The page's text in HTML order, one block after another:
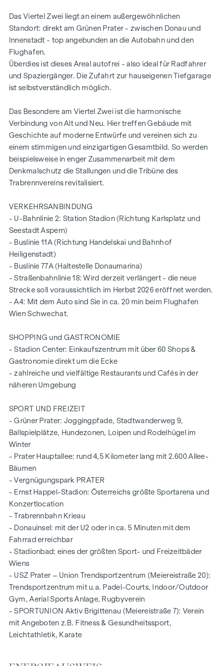
Allgemeinflächen
Outdoor-Pool-Bereich mit Infinity-Pool und
Dachterrassen
Fitnessraum, Panorama-Sauna und Relax-Bereich im 27.
OG
Dining-Raum mit Außenterrasse am Roof-Top
Atrium im Innenbereich des Gebäudes mit Grüninseln und
Sitzgelegenheiten
Vorplatz mit Baumhain und Wasserelementen
Foyer mit Lounge-Bereich
Concierge-Service
Post-/Paketraum
Kinderspielraum und Jugendraum mit Terrassen im 1. OG
Tiefgarage
Ausstattungshighlights
Deckenkühlung
3-fach Holz-Aluverbund-Isolierglasfenster
innenliegender Sonnenschutz, elektrisch bedienbar
thermisch behandelter Holzbelag, Wasseranschluss und
Außenraum-Steckdose auf den Terrassen
Eichenparkett
nachhaltige Energieversorung (Kraftwerk Krieau), ÖGNI-
Platin-Zertifikat
Smart Home System vorbereitet
Alarmanlage vorbereitet
Einlagerungsraum
Sie suchen einen gemütlichen Rückzugsort, der zugleich ein
offenes, freies Wohngefühl vermittelt - dann ist dieser Drei-
Zimmer-Erstbezug auf der vorletzten Wohnetage genau
das Richtige für Sie!
Der rund 30 qm große Balkon zieht sich über die gesamte
Länge dieser Wohneinheit. Alle Wohnräume haben direkten
Zugang zum Außenbereich mit fantastischem Blick über den
Grünen Prater.
Insgesamt verfügt das Objekt über ca. 128 qm Wohnfläche
und bietet ein optimales Layout:
Wohnküche
zwei Schlafzimmer
Schrankraum
ein Bad mit Walk-In-Dusche und WC
zweites Bad mit Badewanne
Gäste-Toilette
Abstellraum
Vorraum mit Garderobe
Das Viertel Zwei liegt an einem außergewöhnlichen
Standort: direkt am Grünen Prater - zwischen Donau und
Innenstadt - top angebunden an die Autobahn und den
Flughafen.
Überdies ist dieses Areal autofrei - also ideal für Radfahrer
und Spaziergänger. Die Zufahrt zur hauseigenen Tiefgarage
ist selbstverständlich möglich.
Das Besondere am Viertel Zwei ist die harmonische
Verbindung von Alt und Neu. Hier treffen Gebäude mit
Geschichte auf moderne Entwürfe und vereinen sich zu
einem stimmigen und einzigartigen Gesamtbild. So werden
beispielsweise in enger Zusammenarbeit mit dem
Denkmalschutz die Stallungen und die Tribüne des
Trabrennvereins revitalisiert.
VERKEHRSANBINDUNG
- U-Bahnlinie 2: Station Stadion (Richtung Karlsplatz und
Seestadt Aspern)
- Buslinie 11A (Richtung Handelskai und Bahnhof
Heiligenstadt)
- Buslinie 77A (Haltestelle Donaumarina)
- Straßenbahnlinie 18: Wird derzeit verlängert - die neue
Strecke soll voraussichtlich im Herbst 2026 eröffnet werden.
- A4: Mit dem Auto sind Sie in ca. 20 min beim Flughafen
Wien Schwechat.
SHOPPING und GASTRONOMIE
- Stadion Center: Einkaufszentrum mit über 60 Shops &
Gastronomie direkt um die Ecke
- zahlreiche und vielfältige Restaurants und Cafés in der
näheren Umgebung
SPORT UND FREIZEIT
- Grüner Prater: Joggingpfade, Stadtwanderweg 9,
Ballspielplätze, Hundezonen, Loipen und Rodelhügel im
Winter
- Prater Hauptallee: rund 4,5 Kilometer lang mit 2.600 Allee-
Bäumen
- Vergnügungspark PRATER
- Ernst Happel-Stadion: Österreichs größte Sportarena und
Konzertlocation
- Trabrennbahn Krieau
- Donauinsel: mit der U2 oder in ca. 5 Minuten mit dem
Fahrrad erreichbar
- Stadionbad: eines der größten Sport- und Freizeitbäder
Wiens
- USZ Prater – Union Trendsportzentrum (Meiereistraße 20):
Trendsportzentrum mit u.a. Padel-Courts, Indoor/Outdoor
Gym, Aerial Sports Anlage, Rugbyverein
- SPORTUNION Aktiv Brigittenau (Meiereistraße 7): Verein
mit Angeboten z.B. Fitness & Gesundheitssport,
Leichtathletik, Karate